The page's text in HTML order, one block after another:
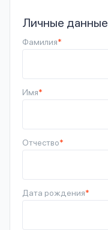
Личные данные
Фамилия*
Имя*
Отчество*
Дата рождения*